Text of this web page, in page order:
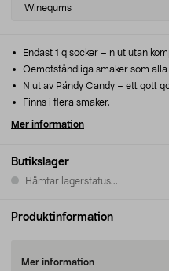
variant
Winegums
Butikslager
Hämtar lagerstatus...
Endast 1 g socker – njut utan
Oemotståndliga smaker som alla
Njut av Pändy Candy – ett gott
Finns i flera smaker.
Mer information
Produktinformation
Mer information